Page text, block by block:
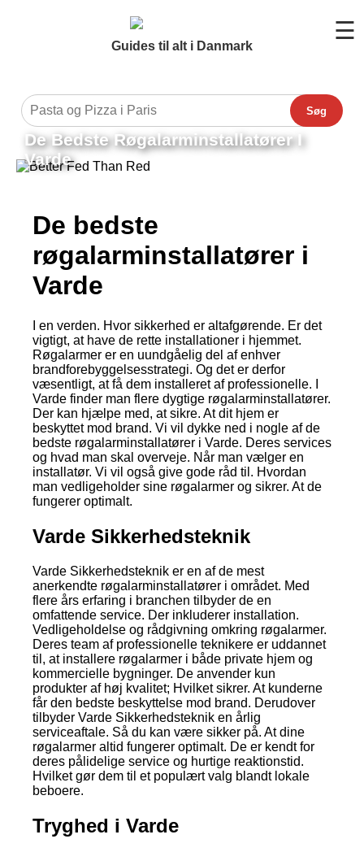
Guides til alt i Danmark
☰
Søg
De Bedste Røgalarminstallatører I
Varde
De bedste
røgalarminstallatører i
Varde
I en verden. Hvor sikkerhed er altafgørende. Er det
vigtigt, at have de rette installationer i hjemmet.
Røgalarmer er en uundgåelig del af enhver
brandforebyggelsesstrategi. Og det er derfor
væsentligt, at få dem installeret af professionelle. I
Varde finder man flere dygtige røgalarminstallatører.
Der kan hjælpe med, at sikre. At dit hjem er
beskyttet mod brand. Vi vil dykke ned i nogle af de
bedste røgalarminstallatører i Varde. Deres services
og hvad man skal overveje. Når man vælger en
installatør. Vi vil også give gode råd til. Hvordan
man vedligeholder sine røgalarmer og sikrer. At de
fungerer optimalt.
Varde Sikkerhedsteknik
Varde Sikkerhedsteknik er en af de mest
anerkendte røgalarminstallatører i området. Med
flere års erfaring i branchen tilbyder de en
omfattende service. Der inkluderer installation.
Vedligeholdelse og rådgivning omkring røgalarmer.
Deres team af professionelle teknikere er uddannet
til, at installere røgalarmer i både private hjem og
kommercielle bygninger. De anvender kun
produkter af høj kvalitet; Hvilket sikrer. At kunderne
får den bedste beskyttelse mod brand. Derudover
tilbyder Varde Sikkerhedsteknik en årlig
serviceaftale. Så du kan være sikker på. At dine
røgalarmer altid fungerer optimalt. De er kendt for
deres pålidelige service og hurtige reaktionstid.
Hvilket gør dem til et populært valg blandt lokale
beboere.
Tryghed i Varde